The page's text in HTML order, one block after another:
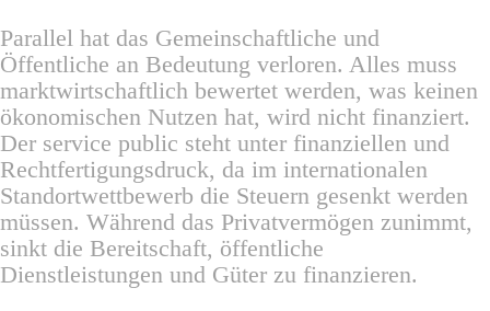
Parallel hat das Gemeinschaftliche und
Öffentliche an Bedeutung verloren. Alles muss
marktwirtschaftlich bewertet werden, was keinen
ökonomischen Nutzen hat, wird nicht finanziert.
Der service public steht unter finanziellen und
Rechtfertigungsdruck, da im internationalen
Standortwettbewerb die Steuern gesenkt werden
müssen. Während das Privatvermögen zunimmt,
sinkt die Bereitschaft, öffentliche
Dienstleistungen und Güter zu finanzieren.